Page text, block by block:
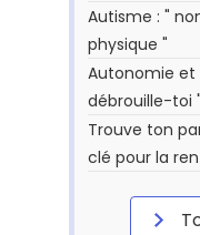
Autisme : "
physique "
Autonomie et
débrouille-toi "
Trouve ton
clé pour la